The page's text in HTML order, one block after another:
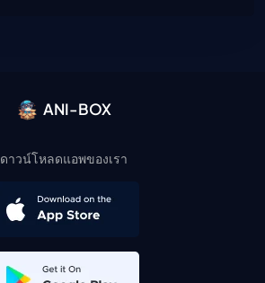
ANI-BOX
ดาวน์โหลดแอพของเรา